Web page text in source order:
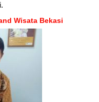
Wisata Bekasi